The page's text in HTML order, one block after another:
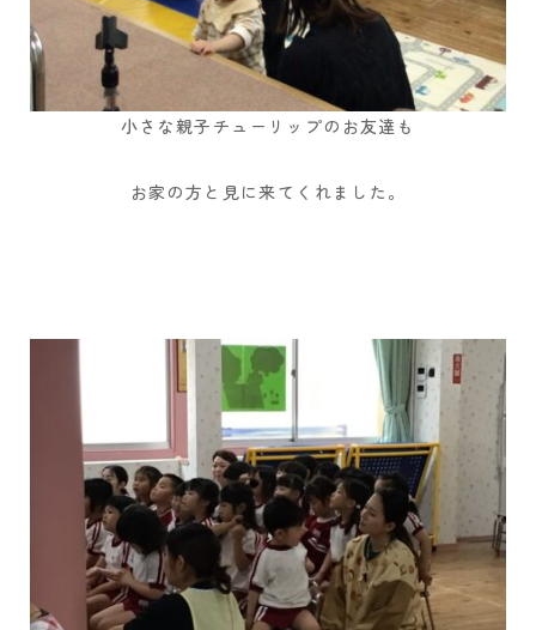
小さな親子チューリップのお友達も
お家の方と見に来てくれました。